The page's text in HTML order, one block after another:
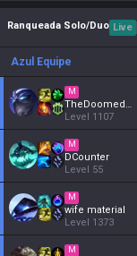
Ranqueada Solo/Duo Live
Azul Equipe
M
TheDoomedGuy
Level 1107
M
DCounter
Level 55
M
wife material
Level 1373
M